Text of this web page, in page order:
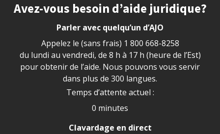
Site footer
Avez-vous besoin d’aide juridique?
Parler avec quelqu’un d’AJO
Appelez le (sans frais) 1 800 668-8258
du lundi au vendredi, de 8 h à 17 h (heure de l’Est)
pour obtenir de l’aide. Nous pouvons vous servir
dans plus de 300 langues.
Temps d’attente actuel :
0 minutes
Clavardage en direct